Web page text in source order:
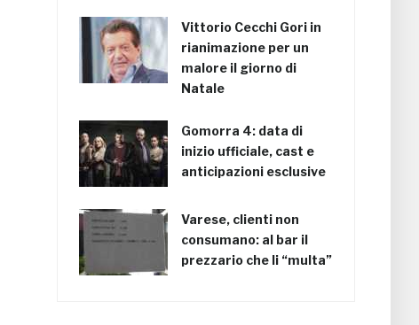
Vittorio Cecchi Gori in
rianimazione per un
malore il giorno di
Natale
Gomorra 4: data di
inizio ufficiale, cast e
anticipazioni esclusive
Varese, clienti non
consumano: al bar il
prezzario che li “multa”